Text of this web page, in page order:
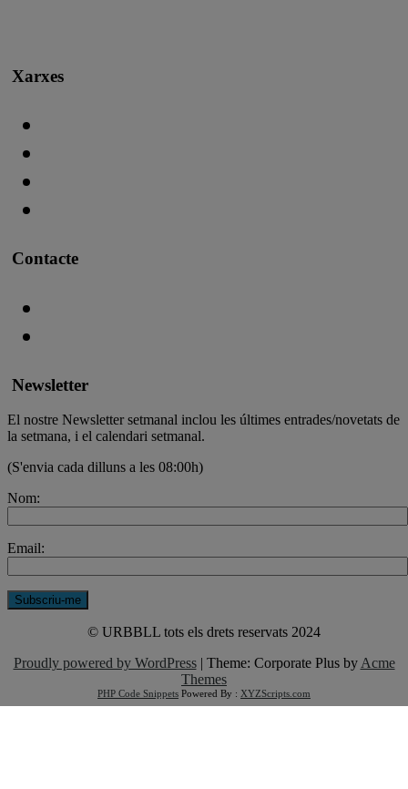
Xarxes
Contacte
Newsletter
El nostre Newsletter setmanal inclou les últimes entrades/novetats de
la setmana, i el calendari setmanal.
(S'envia cada dilluns a les 08:00h)
Nom:
Email:
© URBBLL tots els drets reservats 2024
Proudly powered by WordPress | Theme: Corporate Plus byAcme
Themes
PHP Code Snippets Powered By : XYZScripts.com